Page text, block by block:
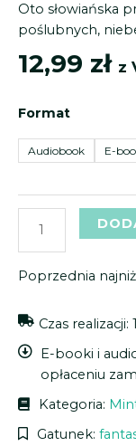
Oto słowiańska
poślubnych,
12,99 zł z
Format
Audiobook E-
na
nowożeńców
Poprzednia
Czas
E-booki i
opłaceniu
Kategoria:
Gatunek: